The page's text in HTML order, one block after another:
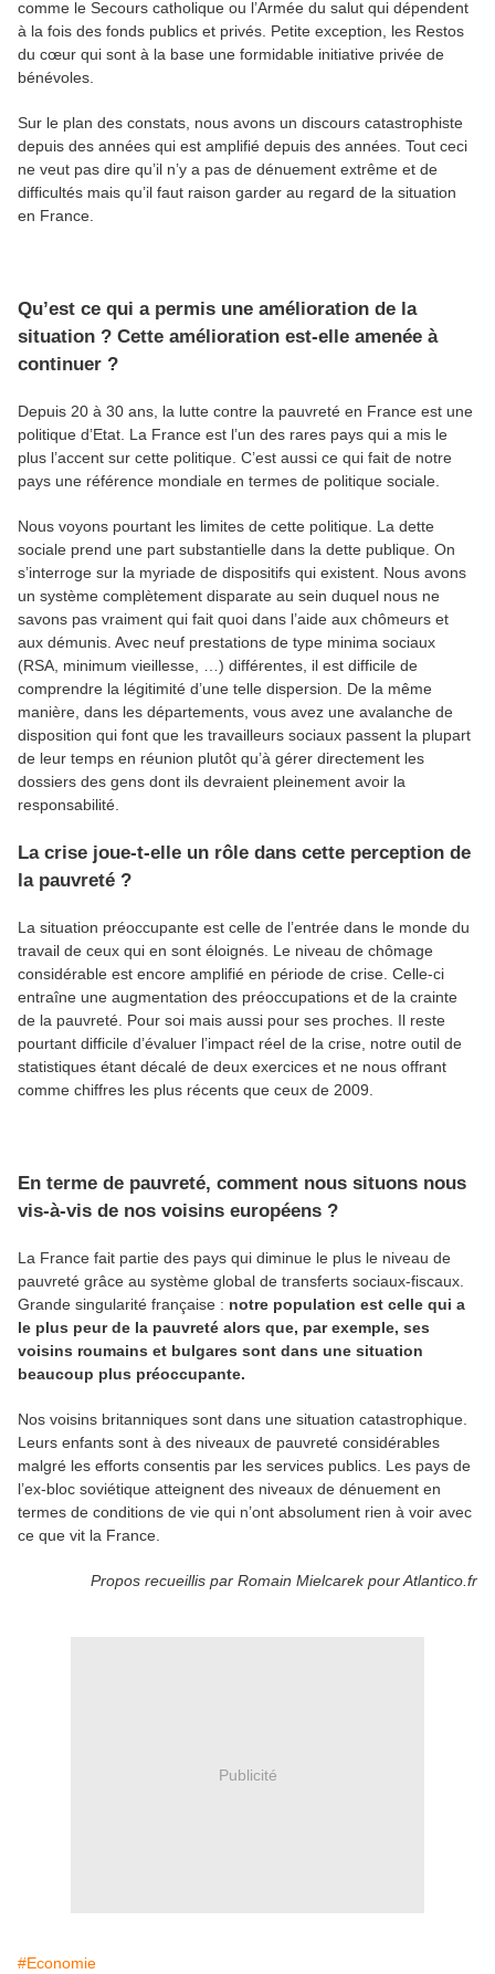
comme le Secours catholique ou l’Armée du salut qui dépendent
à la fois des fonds publics et privés. Petite exception, les Restos
du cœur qui sont à la base une formidable initiative privée de
bénévoles.
Sur le plan des constats, nous avons un discours catastrophiste
depuis des années qui est amplifié depuis des années. Tout ceci
ne veut pas dire qu’il n’y a pas de dénuement extrême et de
difficultés mais qu’il faut raison garder au regard de la situation
en France.
Qu’est ce qui a permis une amélioration de la
situation ? Cette amélioration est-elle amenée à
continuer ?
Depuis 20 à 30 ans, la lutte contre la pauvreté en France est une
politique d’Etat. La France est l’un des rares pays qui a mis le
plus l’accent sur cette politique. C’est aussi ce qui fait de notre
pays une référence mondiale en termes de politique sociale.
Nous voyons pourtant les limites de cette politique. La dette
sociale prend une part substantielle dans la dette publique. On
s’interroge sur la myriade de dispositifs qui existent. Nous avons
un système complètement disparate au sein duquel nous ne
savons pas vraiment qui fait quoi dans l’aide aux chômeurs et
aux démunis. Avec neuf prestations de type minima sociaux
(RSA, minimum vieillesse, …) différentes, il est difficile de
comprendre la légitimité d’une telle dispersion. De la même
manière, dans les départements, vous avez une avalanche de
disposition qui font que les travailleurs sociaux passent la plupart
de leur temps en réunion plutôt qu’à gérer directement les
dossiers des gens dont ils devraient pleinement avoir la
responsabilité.
La crise joue-t-elle un rôle dans cette perception de
la pauvreté ?
La situation préoccupante est celle de l’entrée dans le monde du
travail de ceux qui en sont éloignés. Le niveau de chômage
considérable est encore amplifié en période de crise. Celle-ci
entraîne une augmentation des préoccupations et de la crainte
de la pauvreté. Pour soi mais aussi pour ses proches. Il reste
pourtant difficile d’évaluer l’impact réel de la crise, notre outil de
statistiques étant décalé de deux exercices et ne nous offrant
comme chiffres les plus récents que ceux de 2009.
En terme de pauvreté, comment nous situons nous
vis-à-vis de nos voisins européens ?
La France fait partie des pays qui diminue le plus le niveau de
pauvreté grâce au système global de transferts sociaux-fiscaux.
Grande singularité française : notre population est celle qui a
le plus peur de la pauvreté alors que, par exemple, ses
voisins roumains et bulgares sont dans une situation
beaucoup plus préoccupante.
Nos voisins britanniques sont dans une situation catastrophique.
Leurs enfants sont à des niveaux de pauvreté considérables
malgré les efforts consentis par les services publics. Les pays de
l’ex-bloc soviétique atteignent des niveaux de dénuement en
termes de conditions de vie qui n’ont absolument rien à voir avec
ce que vit la France.
Propos recueillis par Romain Mielcarek pour Atlantico.fr
Publicité
#Economie